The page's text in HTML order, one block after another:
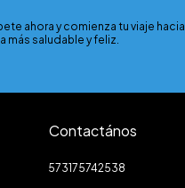
ahora y comienza tu viaje hacia
más saludable y feliz.
Contactános
573175742538